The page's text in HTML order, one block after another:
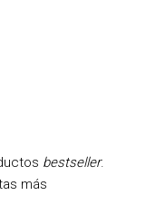
bestseller.
más